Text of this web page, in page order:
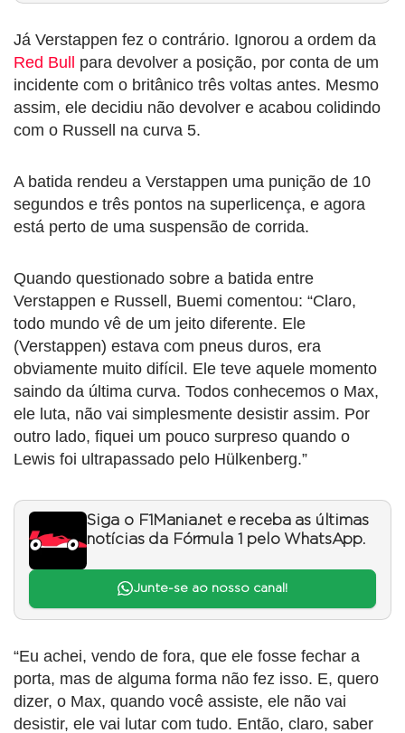
Já Verstappen fez o contrário. Ignorou a ordem da
Red Bull
para devolver a posição, por conta de um
incidente com o britânico três voltas antes. Mesmo
assim, ele decidiu não devolver e acabou colidindo
com o Russell na curva 5.
A batida rendeu a Verstappen uma punição de 10
segundos e três pontos na superlicença, e agora
está perto de uma suspensão de corrida.
Quando questionado sobre a batida entre
Verstappen e Russell, Buemi comentou: “Claro,
todo mundo vê de um jeito diferente. Ele
(Verstappen) estava com pneus duros, era
obviamente muito difícil. Ele teve aquele momento
saindo da última curva. Todos conhecemos o Max,
ele luta, não vai simplesmente desistir assim. Por
outro lado, fiquei um pouco surpreso quando o
Lewis foi ultrapassado pelo Hülkenberg.”
Siga o F1Mania.net e receba as últimas
notícias da Fórmula 1 pelo WhatsApp.
Junte-se ao nosso canal!
“Eu achei, vendo de fora, que ele fosse fechar a
porta, mas de alguma forma não fez isso. E, quero
dizer, o Max, quando você assiste, ele não vai
desistir, ele vai lutar com tudo. Então, claro, saber